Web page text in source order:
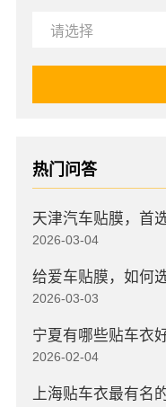
热门问答
2026-03-04
给爱车贴膜，如何
2026-03-03
宁夏有哪些贴车衣
2026-02-04
上海贴车衣最有名